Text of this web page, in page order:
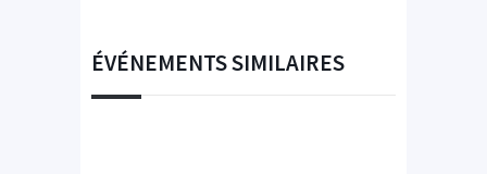
ÉVÉNEMENTS SIMILAIRES